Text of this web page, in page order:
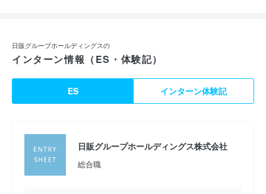
日販グループホールディングスの
インターン情報（ES・体験記）
ES インターン体験記
日販グループホールディングス株式会社
総合職